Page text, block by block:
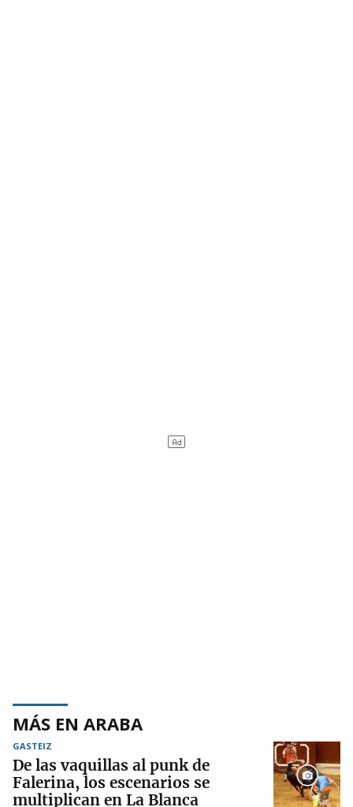
MÁS EN ARABA
GASTEIZ
De las vaquillas al punk de
Falerina, los escenarios se
multiplican en La Blanca